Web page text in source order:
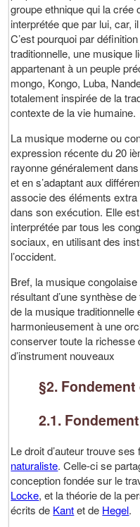
groupe ethnique qui la crée
interprétée que par lui, car,
C’est pourquoi par
traditionnelle, une musique
appartenant à un peuple
mongo, Kongo, Luba,
totalement inspirée de la
contexte de la vie humaine.
La musique moderne ou
expression récente du 20
rayonne généralement
et en s’adaptant aux
associe des éléments
dans son exécution. Elle
interprétée par tous les
sociaux, en utilisant des
l’occident.
Bref, la musique
résultant d’une synthèse
de la musique
harmonieusement à une
conserver toute la richesse
d’instrument nouveaux
§2.
2.1.
Le droit d’auteur trouve
naturaliste. Celle-ci se
conception fondée sur le
Locke, et la théorie de la
écrits de Kantet de Hegel.